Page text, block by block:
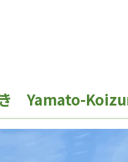
き Yamato-